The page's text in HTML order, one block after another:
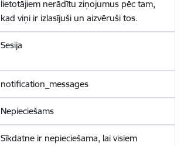
lietotājiem nerādītu ziņojumus pēc tam,
kad viņi ir izlasījuši un aizvēruši tos.
Sesija
notification_messages
Nepieciešams
Sīkdatne ir nepieciešama, lai visiem